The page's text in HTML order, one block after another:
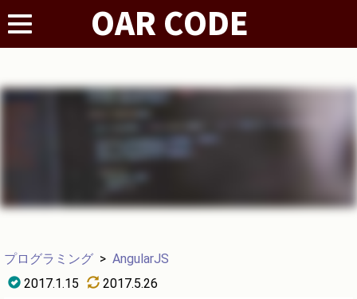
プログラミング > AngularJS
2017.1.15
2017.5.26